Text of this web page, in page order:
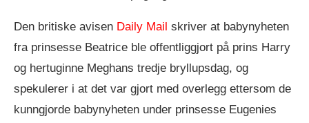
Den britiske avisen Daily Mail skriver at babynyheten
fra prinsesse Beatrice ble offentliggjort på prins Harry
og hertuginne Meghans tredje bryllupsdag, og
spekulerer i at det var gjort med overlegg ettersom de
kunngjorde babynyheten under prinsesse Eugenies